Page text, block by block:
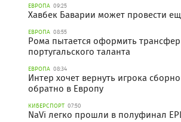
ЕВРОПА 09:25
Хавбек Баварии может провести
ЕВРОПА 08:55
Рома пытается оформить трансфер
португальского таланта
ЕВРОПА 08:34
Интер хочет вернуть игрока
обратно в Европу
КИБЕРСПОРТ 07:50
NaVi легко прошли в полуфинал